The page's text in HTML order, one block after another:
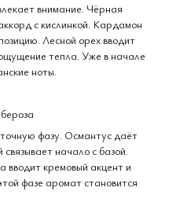
внимание. Чёрная
с кислинкой. Кардамон
Лесной орех вводит
тепла. Уже в начале
ноты.
фазу. Османтус даёт
начало с базой.
кремовый акцент и
фазе аромат становится